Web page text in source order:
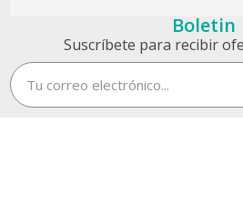
Boletin
Suscríbete para recibir